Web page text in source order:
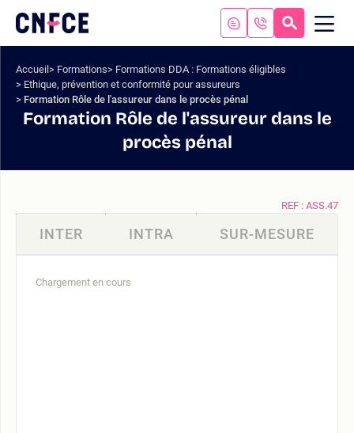
contenu
menu
Logo
site
Accueil Formations
Formations DDA : Formations éligibles
Ethique, prévention et conformité pour assureurs
Formation Rôle de l'assureur dans le procès pénal
Formation Rôle de l'assureur dans le
procès pénal
REF : ASS.47
INTER INTRA SUR-MESURE